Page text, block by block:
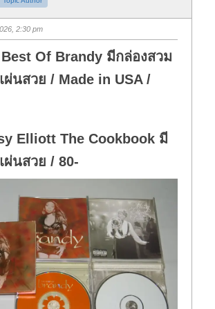
2:30 pm
Best Of Brandy มีกล่องสวม
ผ่นสวย / Made in USA /
Elliott The Cookbook มี
ผ่นสวย / 80-